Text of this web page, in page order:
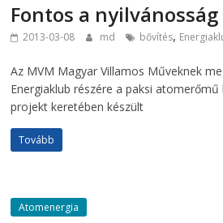
Fontos a nyilvánosság
2013-03-08 md bővítés,
Az MVM Magyar Villamos Műveknek
Energiaklub részére a paksi
projekt keretében készült
Tovább
Atomenergia